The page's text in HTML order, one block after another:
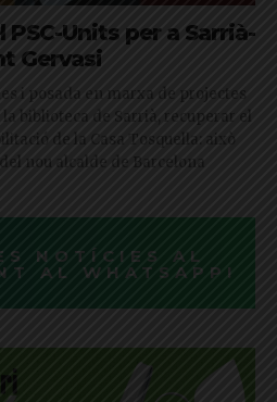
Units per a Sarrià-
Gervasi
i posada en marxa de projectes
biblioteca de Sarrià, recuperar el
de la Casa Tosquella: això
nou alcalde de Barcelona
NOTÍCIES AL
AL WHATSAPP!